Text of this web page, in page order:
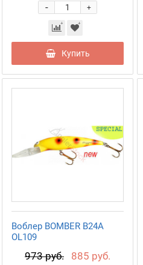
+
-
Купить
Воблер BOMBER B24A
OL109
973 руб. 885 руб.